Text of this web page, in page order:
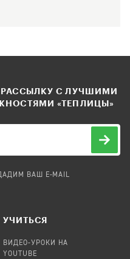
С ЛУЧШИМИ
«ТЕПЛИЦЫ»
ВАШ E-MAIL
УЧИТЬСЯ
ВИДЕО-УРОКИ НА
YOUTUBE